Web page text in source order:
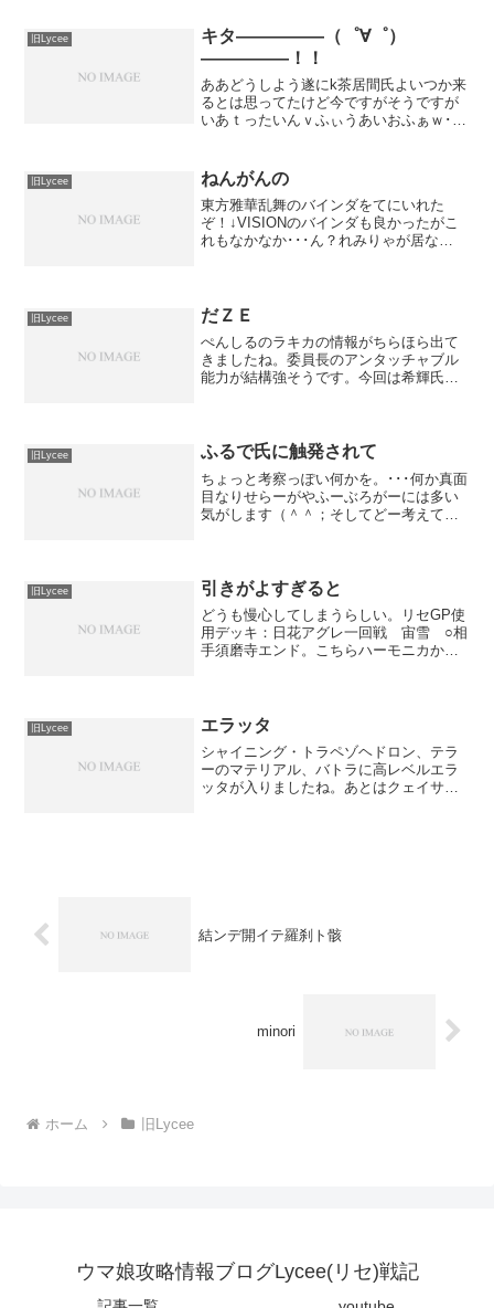
旧Lycee
キタ―――――（゜∀゜）
―――――！！
ああどうしよう遂にk茶居間氏よいつか来
るとは思ってたけど今ですがそうですが
いあｔったいんｖふぃうあいおふぁｗ･･･
全109種（予定・プロモーションカード除
く）・キ...
旧Lycee ねんがんの
東方雅華乱舞のバインダをてにいれた
ぞ！↓VISIONのバインダも良かったがこ
れもなかなか･･･ん？れみりゃが居な
所詮...
旧Lycee だＺＥ
ぺんしるのラキカの情報がちらほら出て
きましたね。委員長のアンタッチャブル
能力が結構強そうです。今回は希輝氏に
回戦 宙単 ○相手セイバ...
旧Lycee ふるで氏に触発されて
ちょっと考察っぽい何かを。･･･何か真面
目なりせらーがやふーぶろがーには多い
気がします（＾＾；そしてどー考えても
てみます。･･･昔の...
旧Lycee 引きがよすぎると
どうも慢心してしまうらしい。リセGP使
用デッキ：日花アグレ一回戦 宙雪 ○相
手須磨寺エンド。こちらハーモニカから
か。二回戦 雪単 ×相...
旧Lycee エラッタ
シャイニング・トラペゾヘドロン、テラ
ーのマテリアル、バトラに高レベルエラ
ッタが入りましたね。あとはクェイサー
結ンデ開イテ羅刹ト骸
minori
ホーム 旧Lycee
ウマ娘攻略情報ブログLycee(リセ)戦記